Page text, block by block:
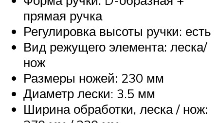
прямая ручка
Регулировка высоты ручки: есть
Вид режущего элемента: леска/
нож
Размеры ножей: 230 мм
Диаметр лески: 3.5 мм
Ширина обработки, леска / нож: